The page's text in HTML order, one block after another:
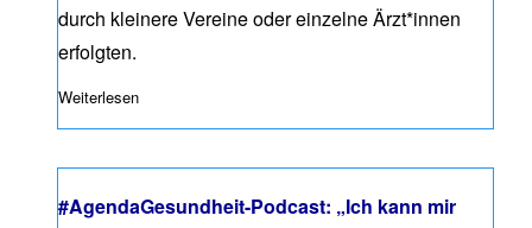
durch kleinere Vereine oder einzelne Ärzt*innen
erfolgten.
Weiterlesen
#AgendaGesundheit-Podcast: „Ich kann mir